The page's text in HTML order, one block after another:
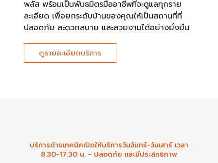
พลัส พร้อมเป็นพันธมิตรมืออาชีพที่จะดูแลทุกราย
ละเอียด เพื่อยกระดับบ้านของคุณให้เป็นสถานที่ที่
ปลอดภัย สะดวกสบาย และสวยงามได้อย่างยั่งยืน
ดูรายละเอียดบริการ
บริการด้านเทคนิคเปิดให้บริการวันจันทร์-วันเสาร์ เวลา
8.30-17.30 น. - ปลอดภัย และมีประสิทธิภาพ